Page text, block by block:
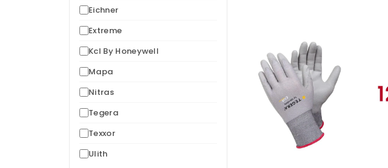
Eichner
Extreme
Kcl By Honeywell
Mapa
Nitras
Tegera
Texxor
Ulith